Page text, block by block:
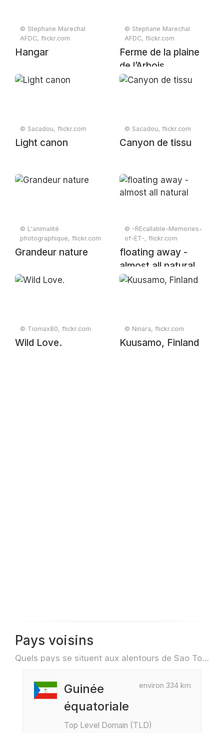
© Stephane Marechal
AFDC, flickr.com
Hangar
© Stephane Marechal
AFDC, flickr.com
Ferme de la plaine
de l’Arbois
© Sacadou, flickr.com
Light canon
© Sacadou, flickr.com
Canyon de tissu
© L'animalité
photographique, flickr.com
Grandeur nature
© -REcallable-Memories-
of-ET-, flickr.com
floating away -
almost all natural
© Tiomax80, flickr.com
Wild Love.
© Ninara, flickr.com
Kuusamo, Finland
Pays voisins
Quels pays se situent aux alentours de Sao Tomé-et-Principe par exemple pour des voyage ou des vols
environ 334 km
Guinée
équatoriale
Top Level Domain (TLD)